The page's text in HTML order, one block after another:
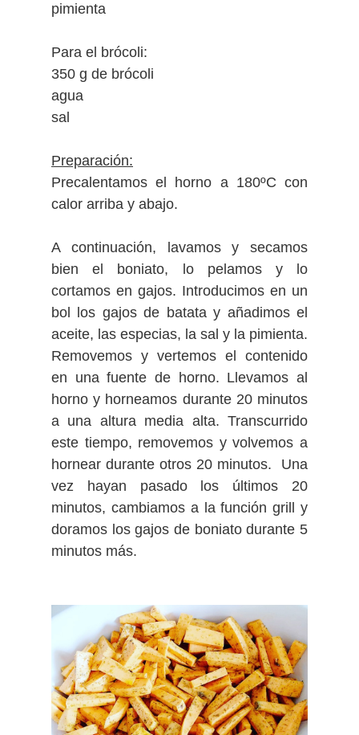
pimienta
Para el brócoli:
350 g de brócoli
agua
sal
Preparación:
Precalentamos el horno a 180ºC con
calor arriba y abajo.
A continuación, lavamos y secamos
bien el boniato, lo pelamos y lo
cortamos en gajos. Introducimos en un
bol los gajos de batata y añadimos el
aceite, las especias, la sal y la pimienta.
Removemos y vertemos el contenido
en una fuente de horno. Llevamos al
horno y horneamos durante 20 minutos
a una altura media alta. Transcurrido
este tiempo, removemos y volvemos a
hornear durante otros 20 minutos. Una
vez hayan pasado los últimos 20
minutos, cambiamos a la función grill y
doramos los gajos de boniato durante 5
minutos más.